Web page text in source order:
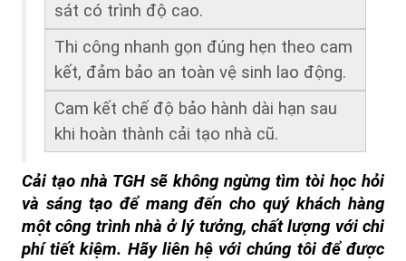
sát có trình độ cao.
Thi công nhanh gọn đúng hẹn theo cam
kết, đảm bảo an toàn vệ sinh lao động.
Cam kết chế độ bảo hành dài hạn sau
khi hoàn thành cải tạo nhà cũ.
Cải tạo nhà TGH sẽ không ngừng tìm tòi học hỏi
và sáng tạo để mang đến cho quý khách hàng
một công trình nhà ở lý tưởng, chất lượng với chi
phí tiết kiệm. Hãy liên hệ với chúng tôi để được